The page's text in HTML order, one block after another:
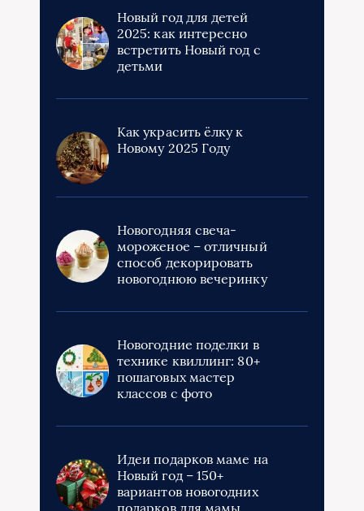
Новый год для детей
2025: как интересно
встретить Новый год с
детьми
Как украсить ёлку к
Новому 2025 Году
Новогодняя свеча-
мороженое – отличный
способ декорировать
новогоднюю вечеринку
Новогодние поделки в
технике квиллинг: 80+
пошаговых мастер
классов с фото
Идеи подарков маме на
Новый год – 150+
вариантов новогодних
подарков для мамы